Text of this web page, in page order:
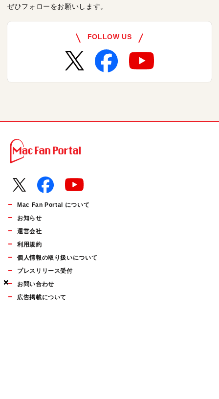
×
×
×
ぜひフォローをお願いします。
FOLLOW US
Mac Fan Portal について
お知らせ
運営会社
利用規約
個人情報の取り扱いについて
プレスリリース受付
お問い合わせ
広告掲載について